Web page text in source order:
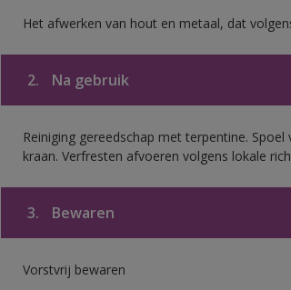
Het afwerken van hout en metaal, dat
2. Na gebruik
Reiniging gereedschap met terpentine.
kraan. Verfresten afvoeren volgens lokale
3. Bewaren
Vorstvrij bewaren